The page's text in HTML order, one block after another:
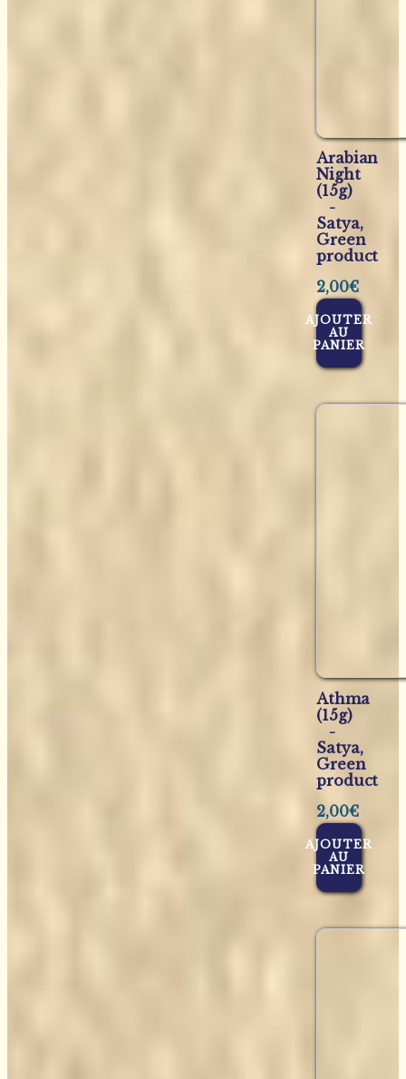
Arabian
Night
(15g)
-
Satya,
Green
product
2,00€
AJOUTER
AU
PANIER
Athma
(15g)
-
Satya,
Green
product
2,00€
AJOUTER
AU
PANIER